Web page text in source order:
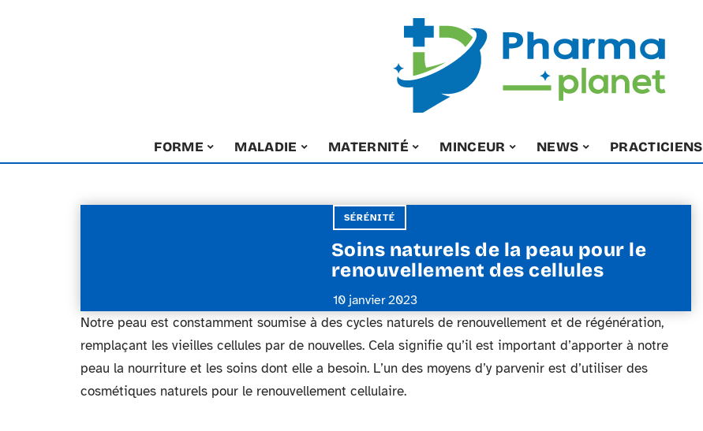
FORME MALADIE MATERNITÉ MINCEUR NEWS PRACTICIENS
SÉRÉNITÉ
Soins naturels de la peau pour le
renouvellement des cellules
10 janvier 2023
Notre peau est constamment soumise à des cycles naturels de renouvellement et de régénération,
remplaçant les vieilles cellules par de nouvelles. Cela signifie qu’il est important d’apporter à notre
peau la nourriture et les soins dont elle a besoin. L’un des moyens d’y parvenir est d’utiliser des
cosmétiques naturels pour le renouvellement cellulaire.